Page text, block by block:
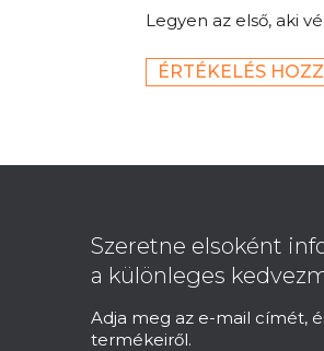
Legyen az első, aki
ÉRTÉKELÉS
Szeretne elsoként
a különleges
Adja meg az e-mail címét,
termékeiről.